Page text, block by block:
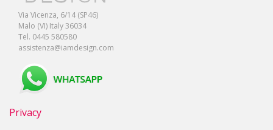
Via Vicenza, 6/14 (SP46)
Malo (VI) Italy 36034
Tel. 0445 580580
assistenza@iamdesign.com
Privacy